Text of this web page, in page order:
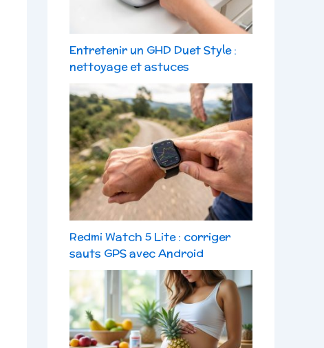
Entretenir un GHD Duet Style :
nettoyage et astuces
Redmi Watch 5 Lite : corriger
sauts GPS avec Android